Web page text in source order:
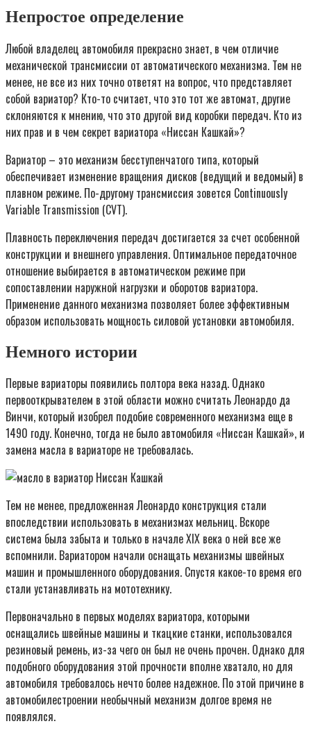
Непростое определение
Любой владелец автомобиля прекрасно знает, в чем отличие
механической трансмиссии от автоматического механизма. Тем не
менее, не все из них точно ответят на вопрос, что представляет
собой вариатор? Кто-то считает, что это тот же автомат, другие
склоняются к мнению, что это другой вид коробки передач. Кто из
них прав и в чем секрет вариатора «Ниссан Кашкай»?
Вариатор – это механизм бесступенчатого типа, который
обеспечивает изменение вращения дисков (ведущий и ведомый) в
плавном режиме. По-другому трансмиссия зовется Continuously
Variable Transmission (CVT).
Плавность переключения передач достигается за счет особенной
конструкции и внешнего управления. Оптимальное передаточное
отношение выбирается в автоматическом режиме при
сопоставлении наружной нагрузки и оборотов вариатора.
Применение данного механизма позволяет более эффективным
образом использовать мощность силовой установки автомобиля.
Немного истории
Первые вариаторы появились полтора века назад. Однако
первооткрывателем в этой области можно считать Леонардо да
Винчи, который изобрел подобие современного механизма еще в
1490 году. Конечно, тогда не было автомобиля «Ниссан Кашкай», и
замена масла в вариаторе не требовалась.
Тем не менее, предложенная Леонардо конструкция стали
впоследствии использовать в механизмах мельниц. Вскоре
система была забыта и только в начале XIX века о ней все же
вспомнили. Вариатором начали оснащать механизмы швейных
машин и промышленного оборудования. Спустя какое-то время его
стали устанавливать на мототехнику.
Первоначально в первых моделях вариатора, которыми
оснащались швейные машины и ткацкие станки, использовался
резиновый ремень, из-за чего он был не очень прочен. Однако для
подобного оборудования этой прочности вполне хватало, но для
автомобиля требовалось нечто более надежное. По этой причине в
автомобилестроении необычный механизм долгое время не
появлялся.